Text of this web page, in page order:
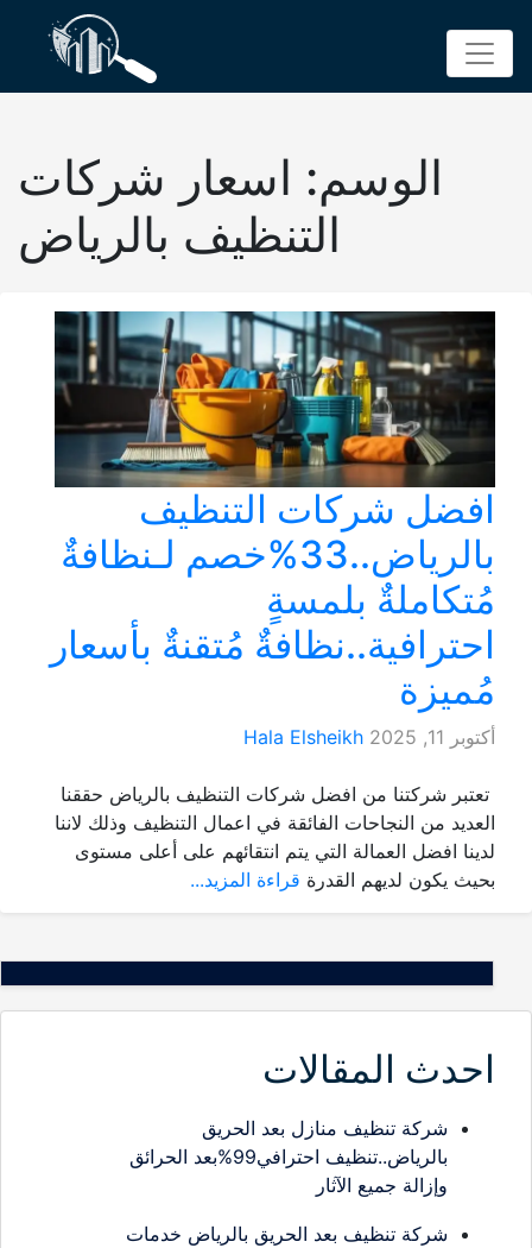
الوسم: اسعار شركات
التنظيف بالرياض
افضل شركات التنظيف
بالرياض..33%خصم لـنظافةٌ
مُتكاملةٌ بلمسةٍ
احترافية..نظافةٌ مُتقنةٌ بأسعار
مُميزة
أكتوبر 11, 2025 Hala Elsheikh
تعتبر شركتنا من افضل شركات التنظيف بالرياض حققنا
العديد من النجاحات الفائقة في اعمال التنظيف وذلك لاننا
لدينا افضل العمالة التي يتم انتقائهم على أعلى مستوى
بحيث يكون لديهم القدرة قراءة المزيد...
احدث المقالات
شركة تنظيف منازل بعد الحريق
بالرياض..تنظيف احترافي99%بعد الحرائق
وإزالة جميع الآثار
شركة تنظيف بعد الحريق بالرياض خدمات